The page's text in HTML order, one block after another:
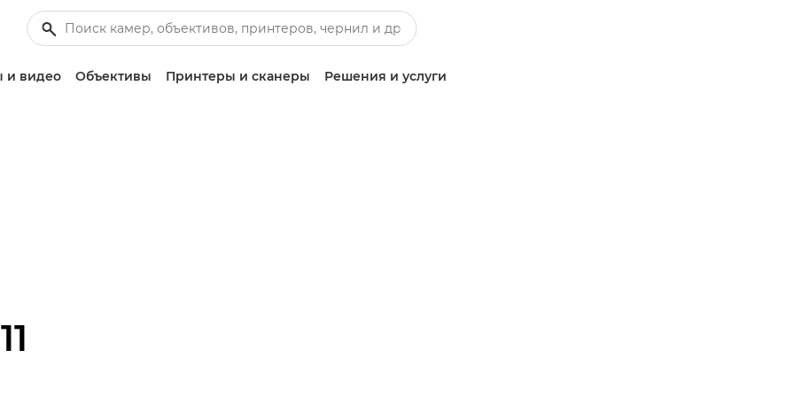
и видео Объективы Принтеры и сканеры Решения и услуги